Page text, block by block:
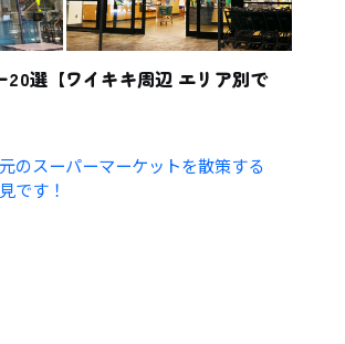
20選【ワイキキ周辺 エリア別で
のスーパーマーケットを散策する
です！